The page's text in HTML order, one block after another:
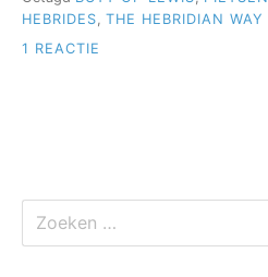
LEWIS”
HEBRIDES, THE HEBRIDIAN WAY
1 REACTIE
LEWIS
Zoeken